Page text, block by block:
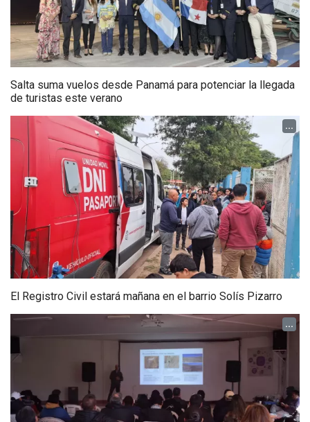
Salta suma vuelos desde Panamá para potenciar la llegada
de turistas este verano
...
El Registro Civil estará mañana en el barrio Solís Pizarro
...